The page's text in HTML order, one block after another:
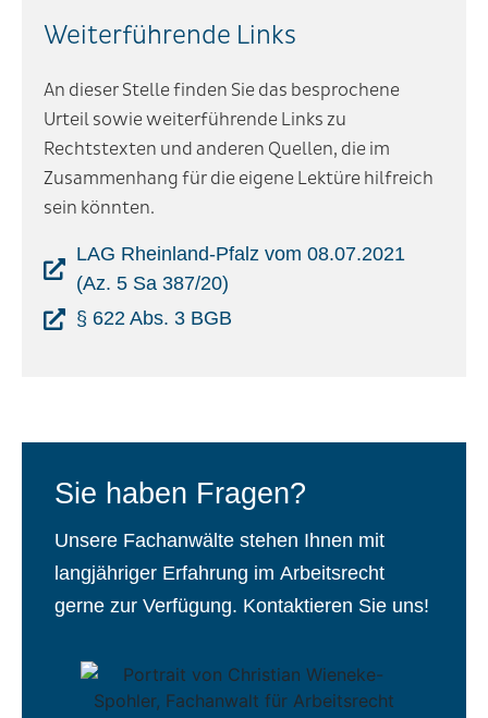
Weiterführende Links
An dieser Stelle finden Sie das besprochene
Urteil sowie weiterführende Links zu
Rechtstexten und anderen Quellen, die im
Zusammenhang für die eigene Lektüre hilfreich
sein könnten.
LAG Rheinland-Pfalz vom 08.07.2021
(Az. 5 Sa 387/20)
§ 622 Abs. 3 BGB
Sie haben Fragen?
Unsere Fachanwälte stehen Ihnen mit
langjähriger Erfahrung im Arbeitsrecht
gerne zur Verfügung. Kontaktieren Sie uns!